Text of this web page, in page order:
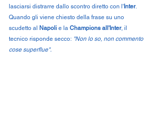
lasciarsi distrarre dallo scontro diretto con l' Inter.
Quando gli viene chiesto della frase su uno
scudetto al Napoli e la Champions all'Inter, il
tecnico risponde secco: "Non lo so, non commento
cose superflue".